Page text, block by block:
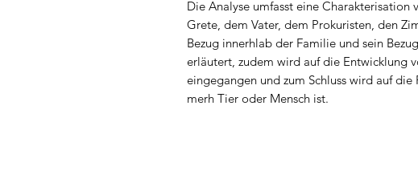
Die Analyse umfasst eine Charakterisation
Grete, dem Vater, dem Prokuristen, den
Bezug innerhlab der Familie und sein
erläutert, zudem wird auf die Entwicklung
eingegangen und zum Schluss wird auf
merh Tier oder Mensch ist.